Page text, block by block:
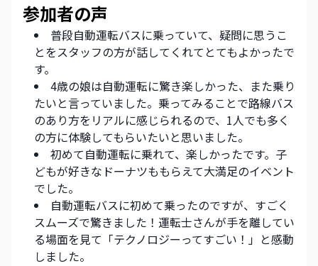
参加者の声
普段自動運転バスに乗っていて、疑問に思うこ
とをスタッフの方が話してくれてとてもよかったで
す。
4歳の娘は自動運転に驚き楽しかった、また乗り
たいと言っていました。乗ってみることで路線バス
のあり方をリアルに感じられるので、1人でも多く
の方に体験してもらいたいと思いました。
初めて自動運転に乗れて、楽しかったです。子
どもが好きなドーナツももらえて大満足のイベント
でした。
自動運転バスに初めて乗ったのですが、すごく
スムーズで驚きました！運転士さんが手を離してい
る場面を見て「テクノロジーってすごい！」と感動
しました。